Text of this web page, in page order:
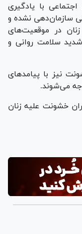
با یادگیری
سازمان‌دهی نشده و
در موقعیت‌های
سلامت روانی و
نیز با پیامد‌های
می‌شوند.
خشونت علیه زنان